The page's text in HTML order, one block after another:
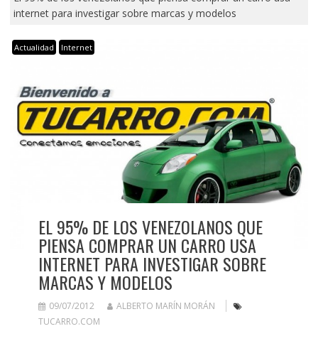
internet para investigar sobre marcas y modelos
Actualidad Internet
EL 95% DE LOS VENEZOLANOS QUE
PIENSA COMPRAR UN CARRO USA
INTERNET PARA INVESTIGAR SOBRE
MARCAS Y MODELOS
09/07/2012
ALBERTO MARÍN MORÁN
TUCARRO.COM